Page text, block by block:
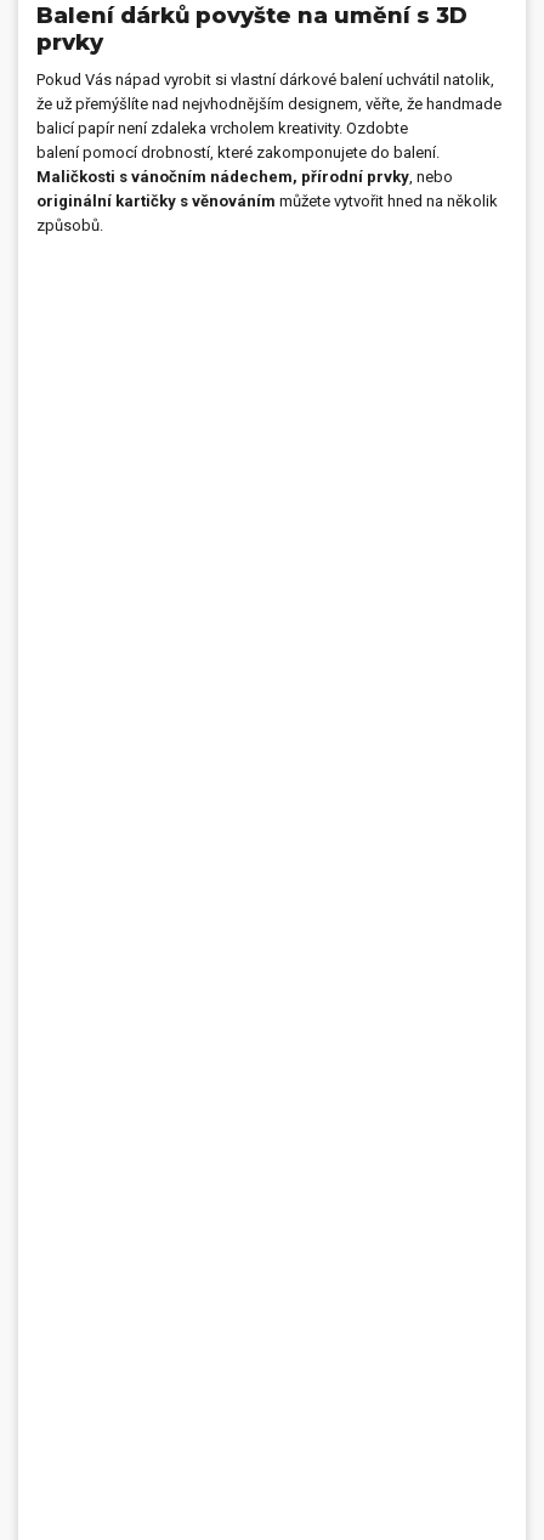
Balení dárků povyšte na umění s 3D
prvky
Pokud Vás nápad vyrobit si vlastní dárkové balení uchvátil natolik,
že už přemýšlíte nad nejvhodnějším designem, věřte, že handmade
balicí papír není zdaleka vrcholem kreativity. Ozdobte
balení pomocí drobností, které zakomponujete do balení.
Maličkosti s vánočním nádechem, přírodní prvky , nebo
originální kartičky s věnováním můžete vytvořit hned na několik
způsobů.